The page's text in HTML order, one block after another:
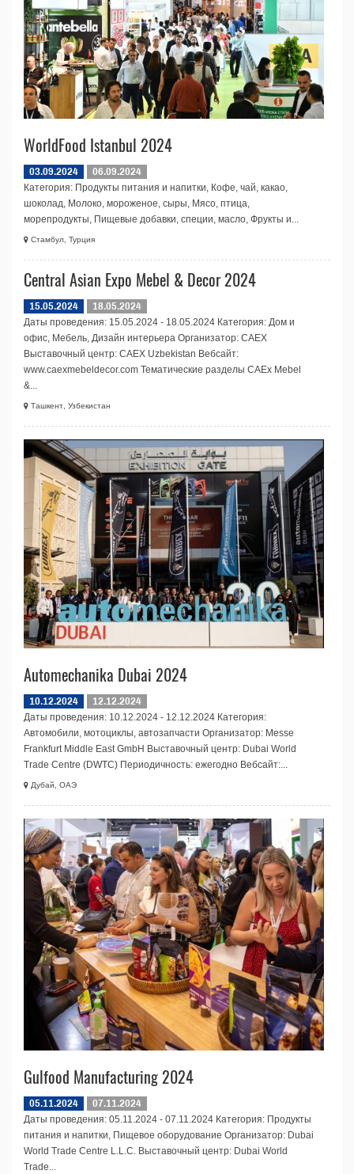
WorldFood Istanbul 2024
03.09.2024
06.09.2024
Категория: Продукты питания и напитки, Кофе, чай, какао,
шоколад, Молоко, мороженое, сыры, Мясо, птица,
морепродукты, Пищевые добавки, специи, масло, Фрукты и...
Стамбул, Турция
Central Asian Expo Mebel & Decor 2024
15.05.2024
18.05.2024
Даты проведения: 15.05.2024 - 18.05.2024 Категория: Дом и
офис, Мебель, Дизайн интерьера Организатор: CAEX
Выставочный центр: CAEX Uzbekistan Вебсайт:
www.caexmebeldecor.com Тематические разделы CAEx Mebel
&...
Ташкент, Узбекистан
Automechanika Dubai 2024
10.12.2024
12.12.2024
Даты проведения: 10.12.2024 - 12.12.2024 Категория:
Автомобили, мотоциклы, автозапчасти Организатор: Messe
Frankfurt Middle East GmbH Выставочный центр: Dubai World
Trade Centre (DWTC) Периодичность: ежегодно Вебсайт:...
Дубай, ОАЭ
Gulfood Manufacturing 2024
05.11.2024
07.11.2024
Даты проведения: 05.11.2024 - 07.11.2024 Категория: Продукты
питания и напитки, Пищевое оборудование Организатор: Dubai
World Trade Centre L.L.C. Выставочный центр: Dubai World
Trade...